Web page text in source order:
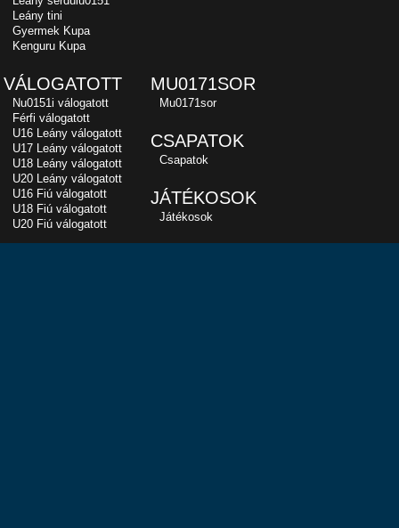
Leány tini
Gyermek Kupa
Kenguru Kupa
VÁLOGATOTT
Nu0151i válogatott
Férfi válogatott
U16 Leány válogatott
U17 Leány válogatott
U18 Leány válogatott
U20 Leány válogatott
U16 Fiú válogatott
U18 Fiú válogatott
U20 Fiú válogatott
MU0171SOR
Mu0171sor
CSAPATOK
Csapatok
JÁTÉKOSOK
Játékosok